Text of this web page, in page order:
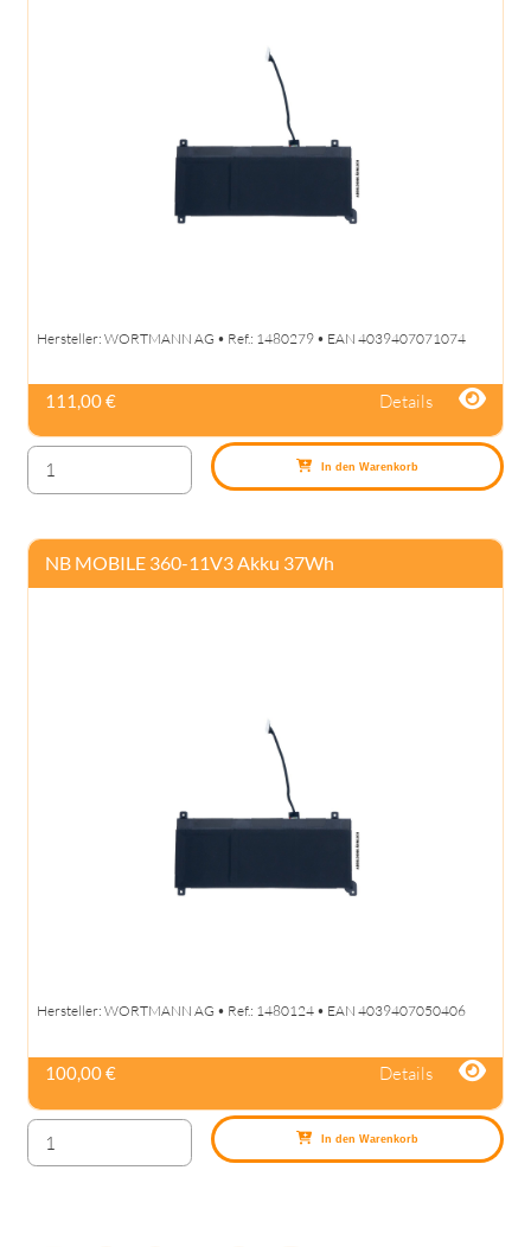
Hersteller: WORTMANN AG • Ref.: 1480279 • EAN 4039407071074
111,00 € Details
In den Warenkorb
NB MOBILE 360-11V3 Akku 37Wh
Hersteller: WORTMANN AG • Ref.: 1480124 • EAN 4039407050406
100,00 € Details
In den Warenkorb